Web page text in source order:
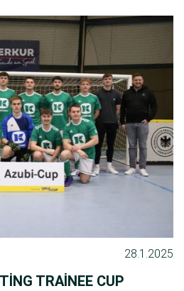
28.1.2025
TRAINEE CUP